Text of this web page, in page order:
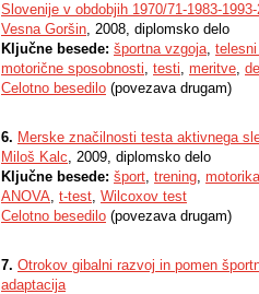
Slovenije v obdobjih 1970/71-1983-
Vesna Goršin, 2008, diplomsko delo
Ključne besede: športna vzgoja,
motorične sposobnosti, testi, meritve,
Celotno besedilo (povezava drugam)
6. Merske značilnosti testa aktivnega
Miloš Kalc, 2009, diplomsko delo
Ključne besede: šport, trening, motorika
ANOVA, t-test, Wilcoxov test
Celotno besedilo (povezava drugam)
7. Otrokov gibalni razvoj in pomen
adaptacija